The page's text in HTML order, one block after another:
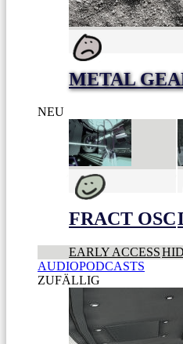
METAL
NEU
FRACT OSC
EARLY ACCESS
AUDIOPODCASTS
ZUFÄLLIG